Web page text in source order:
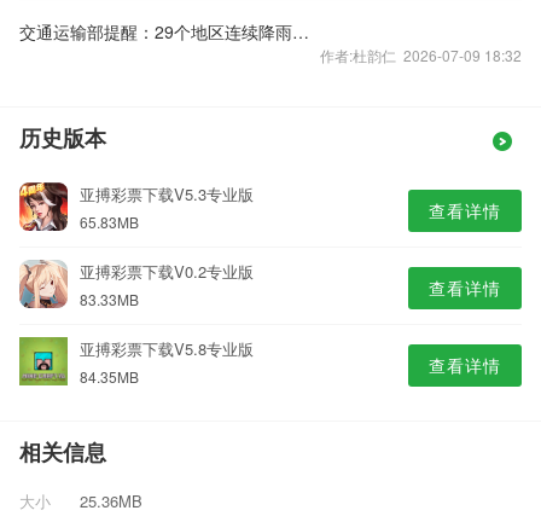
交通运输部提醒：29个地区连续降雨，公路交通存在高风险
作者:杜韵仁 2026-07-09 18:32
历史版本
亚搏彩票下载V5.3专业版
65.83MB 查看详情
亚搏彩票下载V0.2专业版
83.33MB 查看详情
亚搏彩票下载V5.8专业版
84.35MB 查看详情
相关信息
大小
25.36MB